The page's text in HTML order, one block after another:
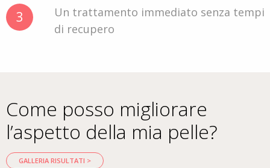
3
Un trattamento immediato senza tempi
di recupero
Come posso migliorare
l’aspetto della mia pelle?
GALLERIA RISULTATI >